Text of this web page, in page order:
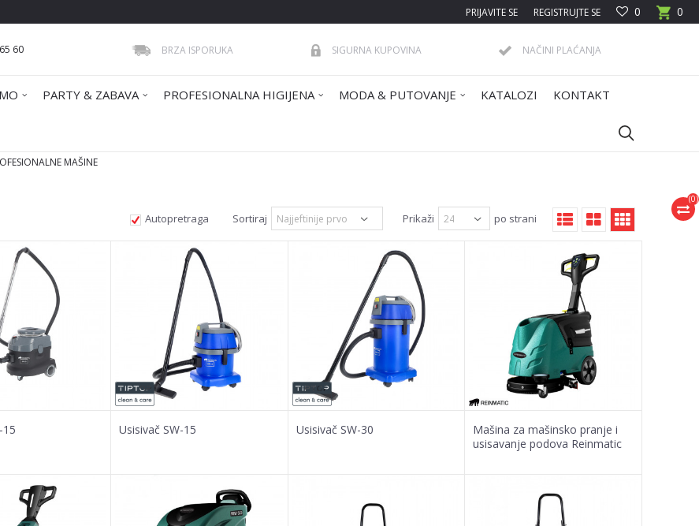
0
0
PRIJAVITE SE REGISTRUJTE SE
60 BRZA ISPORUKA SIGURNA KUPOVINA NAČINI PLAĆANJA
PARTY & ZABAVA PROFESIONALNA HIGIJENA MODA & PUTOVANJE KATALOZI KONTAKT
(0)
MAŠINE
Autopretraga Sortiraj Prikaži po strani
15 Usisivač SW-15 Usisivač SW-30
Mašina za mašinsko pranje i
usisavanje podova Reinmatic